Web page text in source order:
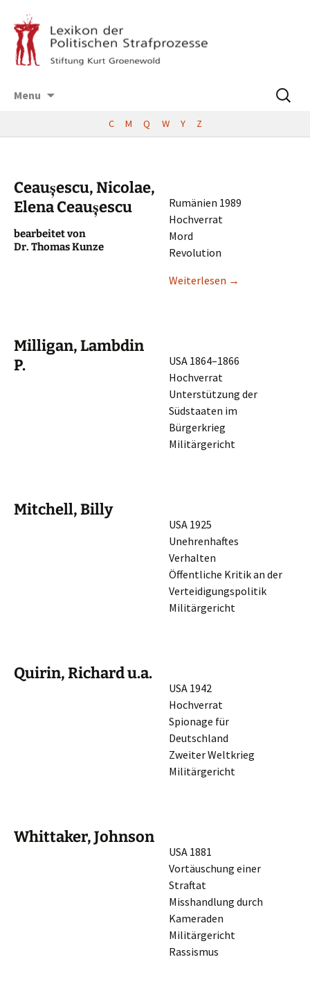
Menu
Suchen
nach:
C M Q W Y Z
Ceaușescu, Nicolae,
Elena Ceaușescu
bearbei­tet von
Dr. Thomas Kunze
Rumäni­en 1989
Hochverrat
Mord
Revolution
Weiter­le­sen →
Milligan, Lambdin
P.
USA 1864–1866
Hochverrat
Unter­stüt­zung der
Südstaa­ten im
Bürgerkrieg
Militärgericht
Mitchell, Billy
USA 1925
Unehren­haf­tes
Verhalten
Öffent­li­che Kritik an der
Verteidigungspolitik
Militärgericht
Quirin, Richard u.a.
USA 1942
Hochverrat
Spiona­ge für
Deutschland
Zweiter Weltkrieg
Militärgericht
Whittaker, Johnson
USA 1881
Vortäu­schung einer
Straftat
Misshand­lung durch
Kameraden
Militärgericht
Rassismus